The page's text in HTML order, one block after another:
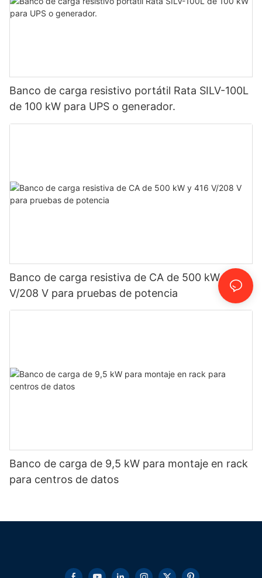
Banco de carga resistivo portátil Rata SILV-100L
de 100 kW para UPS o generador.
Banco de carga resistiva de CA de 500 kW y 416
V/208 V para pruebas de potencia
Banco de carga de 9,5 kW para montaje en rack
para centros de datos